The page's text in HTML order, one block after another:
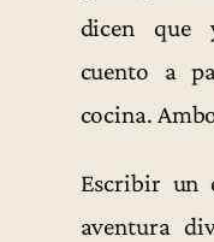
dicen que
cuento a
cocina.
Escribir un
aventura